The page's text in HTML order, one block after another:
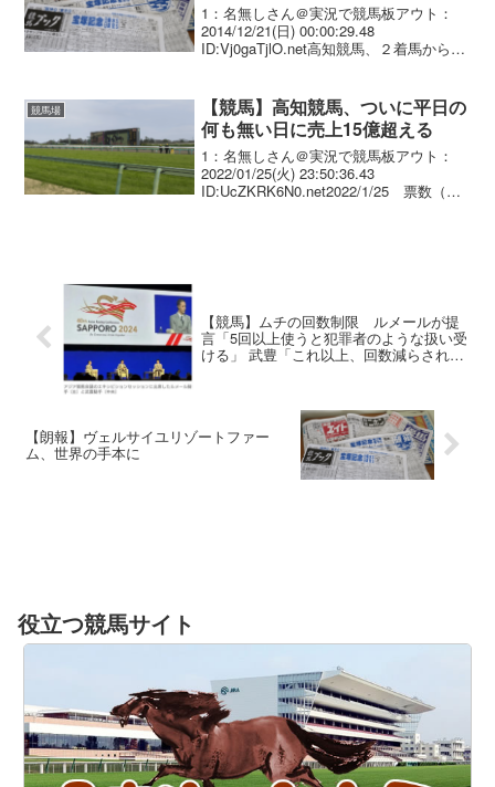
1：名無しさん＠実況で競馬板アウト：
2014/12/21(日) 00:00:29.48
ID:Vj0gaTjlO.net高知競馬、２着馬から禁
開かれた第１２回高知競馬に...
競馬場
【競馬】高知競馬、ついに平日の
何も無い日に売上15億超える
1：名無しさん＠実況で競馬板アウト：
2022/01/25(火) 23:50:36.43
ID:UcZKRK6N0.net2022/1/25 票数（地
【競馬】ムチの回数制限 ルメールが提
言「5回以上使うと犯罪者のような扱い受
ける」 武豊「これ以上、回数減らされる
【朗報】ヴェルサイユリゾートファー
ム、世界の手本に
役立つ競馬サイト